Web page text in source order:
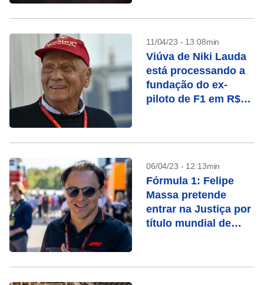
11/04/23 - 13:08min
Viúva de Niki Lauda
está processando a
fundação do ex-
piloto de F1 em R$
06/04/23 - 12:13min
Fórmula 1: Felipe
Massa pretende
entrar na Justiça por
título mundial de